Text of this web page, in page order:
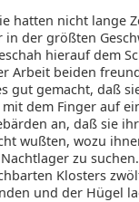
hatten nicht lange
in der größten
hierauf dem
Arbeit beiden
gut gemacht, daß
dem Finger auf
an, daß sie
wußten, wozu
zu
Klosters
und der Hügel